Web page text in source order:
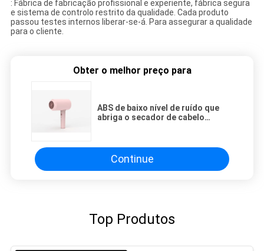
: Fábrica de fabricação profissional e experiente, fábrica segura
e sistema de controlo restrito da qualidade. Cada produto
passou testes internos liberar-se-á. Para assegurar a qualidade
para o cliente.
Obter o melhor preço para
ABS de baixo nível de ruído que
abriga o secador de cabelo
Continue
Top Produtos